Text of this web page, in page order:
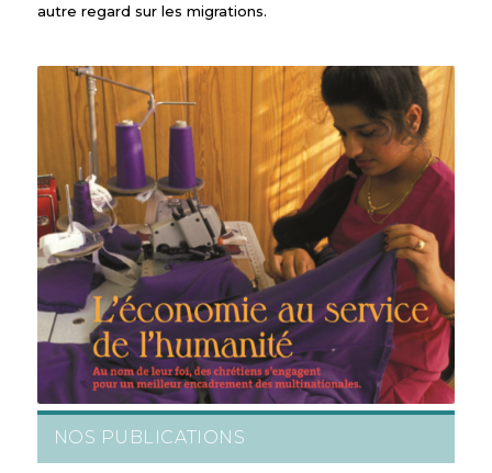
autre regard sur les migrations.
NOS PUBLICATIONS